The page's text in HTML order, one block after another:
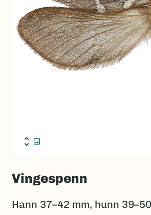
Vingespenn
Hann 37–42 mm, hunn